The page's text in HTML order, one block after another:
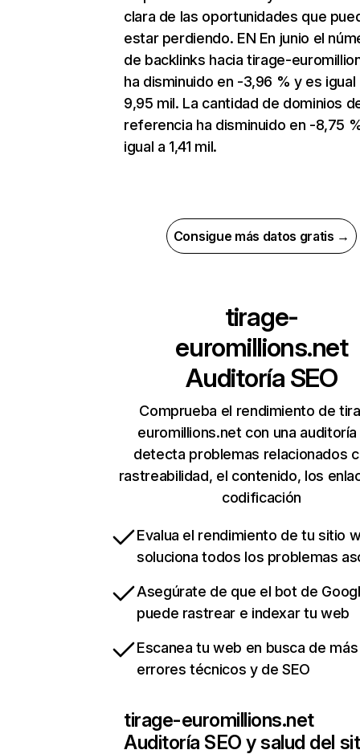
clara de las oportunidades que
estar perdiendo. EN En junio el
de backlinks hacia tirage-
ha disminuido en -3,96 % y es igual
9,95 mil. La cantidad de dominios
referencia ha disminuido en -8,75
igual a 1,41 mil.
Consigue más datos gratis →
tirage-
euromillions.net
Auditoría SEO
Comprueba el rendimiento de
euromillions.net con una
detecta problemas relacionados
rastreabilidad, el contenido, los
codificación
Evalua el rendimiento de tu sitio
soluciona todos los problemas
Asegúrate de que el bot de
puede rastrear e indexar tu web
Escanea tu web en busca de
errores técnicos y de SEO
tirage-euromillions.net
Auditoría SEO y salud del